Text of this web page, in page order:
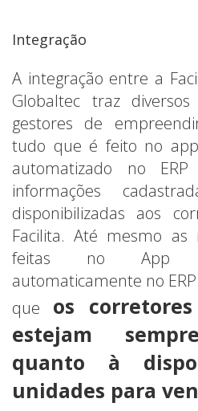
Integração
A integração entre a
Globaltec traz
gestores de
tudo que é feito no
automatizado no
informações
disponibilizadas aos
Facilita. Até mesmo as
feitas no App
automaticamente no
que os
estejam
quanto à
unidades para